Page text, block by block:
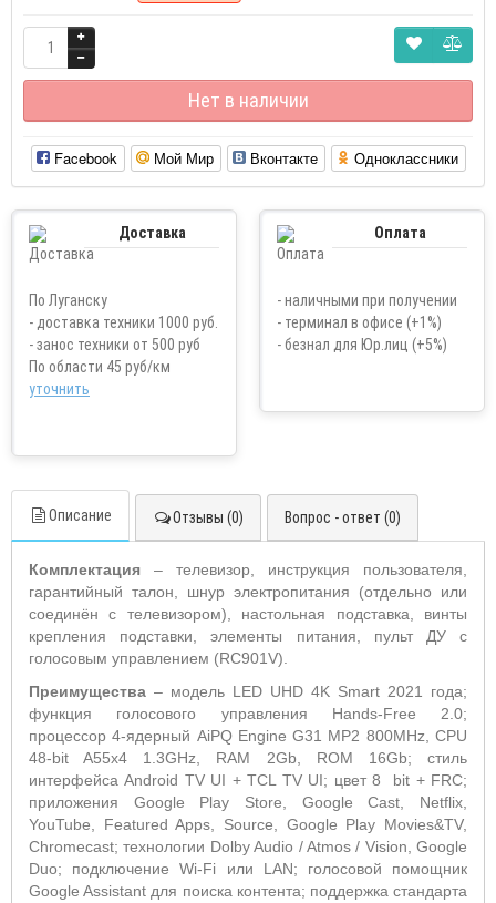
Нет в наличии
Facebook Мой Мир Вконтакте Одноклассники
Доставка
По Луганску
- доставка техники 1000 руб.
- занос техники от 500 руб
По области 45 руб/км
уточнить
Оплата
- наличными при получении
- терминал в офисе (+1%)
- безнал для Юр.лиц (+5%)
Описание Отзывы (0) Вопрос - ответ (0)
Комплектация – телевизор, инструкция пользователя,
гарантийный талон, шнур электропитания (отдельно или
соединён с телевизором), настольная подставка, винты
крепления подставки, элементы питания, пульт ДУ с
голосовым управлением (RC901V).
Преимущества – модель LED UHD 4K Smart 2021 года;
функция голосового управления Hands-Free 2.0;
процессор 4-ядерный AiPQ Engine G31 MP2 800MHz, CPU
48-bit A55x4 1.3GHz, RAM 2Gb, ROM 16Gb; стиль
интерфейса Android TV UI + TCL TV UI; цвет 8 bit + FRC;
приложения Google Play Store, Google Cast, Netflix,
YouTube, Featured Apps, Source, Google Play Movies&TV,
Chromecast; технологии Dolby Audio / Atmos / Vision, Google
Duo; подключение Wi-Fi или LAN; голосовой помощник
Google Assistant для поиска контента; поддержка стандарта